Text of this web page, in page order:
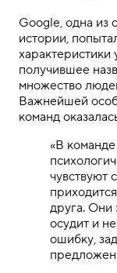
Google, одна из
истории,
получившее
множество
Важнейшей
команд
«В
чувствуют
друга. Они
осудит и
ошибку,